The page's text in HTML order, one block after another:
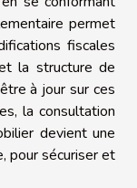
permet
fiscales
la structure de
à jour sur ces
la consultation
devient une
pour sécuriser et